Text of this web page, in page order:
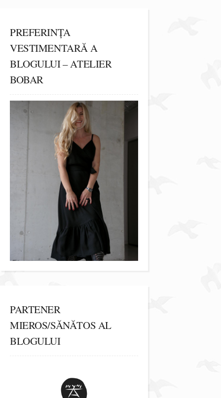
PREFERINȚA
VESTIMENTARĂ A
BLOGULUI – ATELIER
BOBAR
PARTENER
MIEROS/SĂNĂTOS AL
BLOGULUI